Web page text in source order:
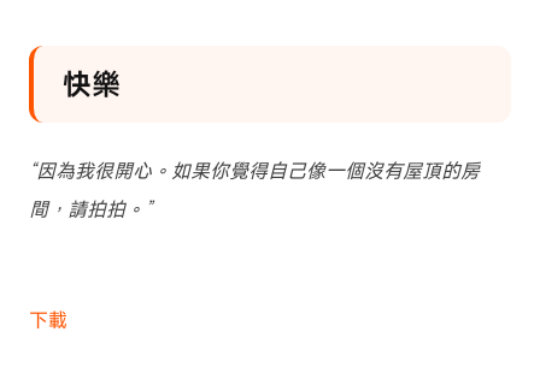
快樂
“因為我很開心。如果你覺得自己像一個沒有屋頂的房
間，請拍拍。”
下載